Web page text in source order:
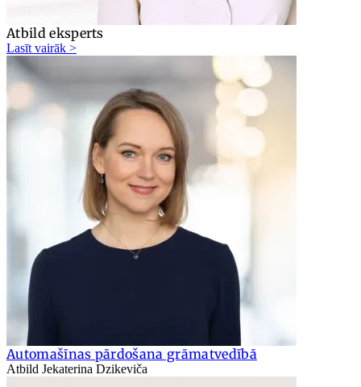
Atbild eksperts
Lasīt vairāk >
Automašīnas pārdošana grāmatvedībā
Atbild Jekaterina Dzikeviča